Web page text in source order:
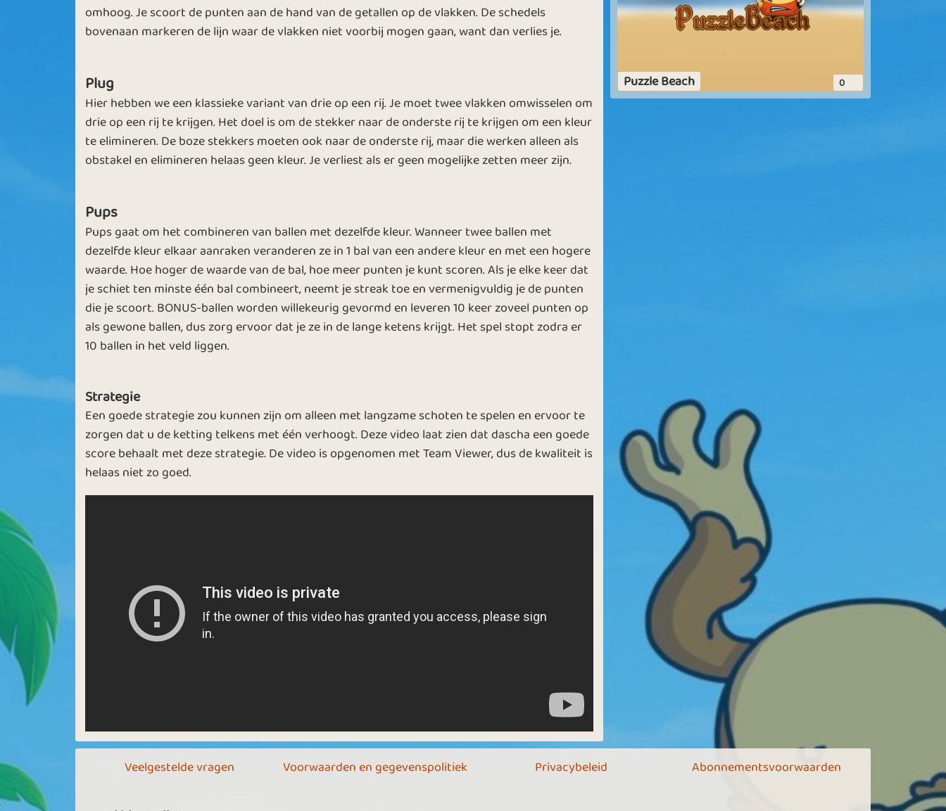
Spring in Town Springtime Second Month For the holidays
omhoog. Je scoort de punten aan de hand van de getallen op de vlakken. De schedels
bovenaan markeren de lijn waar de vlakken niet voorbij mogen gaan, want dan verlies je.
Plug
Hier hebben we een klassieke variant van drie op een rij. Je moet twee vlakken omwisselen om
drie op een rij te krijgen. Het doel is om de stekker naar de onderste rij te krijgen om een kleur
te elimineren. De boze stekkers moeten ook naar de onderste rij, maar die werken alleen als
obstakel en elimineren helaas geen kleur. Je verliest als er geen mogelijke zetten meer zijn.
Pups
Pups gaat om het combineren van ballen met dezelfde kleur. Wanneer twee ballen met
dezelfde kleur elkaar aanraken veranderen ze in 1 bal van een andere kleur en met een hogere
waarde. Hoe hoger de waarde van de bal, hoe meer punten je kunt scoren. Als je elke keer dat
je schiet ten minste één bal combineert, neemt je streak toe en vermenigvuldig je de punten
die je scoort. BONUS-ballen worden willekeurig gevormd en leveren 10 keer zoveel punten op
als gewone ballen, dus zorg ervoor dat je ze in de lange ketens krijgt. Het spel stopt zodra er
10 ballen in het veld liggen.
Strategie
Een goede strategie zou kunnen zijn om alleen met langzame schoten te spelen en ervoor te
zorgen dat u de ketting telkens met één verhoogt. Deze video laat zien dat dascha een goede
score behaalt met deze strategie. De video is opgenomen met Team Viewer, dus de kwaliteit is
helaas niet zo goed.
Puzzle Beach 0
Veelgestelde vragen Voorwaarden en gegevenspolitiek Privacybeleid Abonnementsvoorwaarden